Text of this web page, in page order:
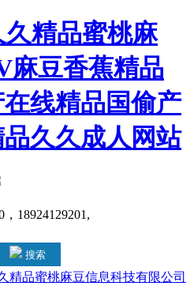
精品蜜桃麻
麻豆香蕉精品
线精品国偷产
久久成人网站
，18924129201,
搜索